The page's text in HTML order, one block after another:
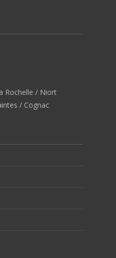
Rochelle / Niort
/ Cognac